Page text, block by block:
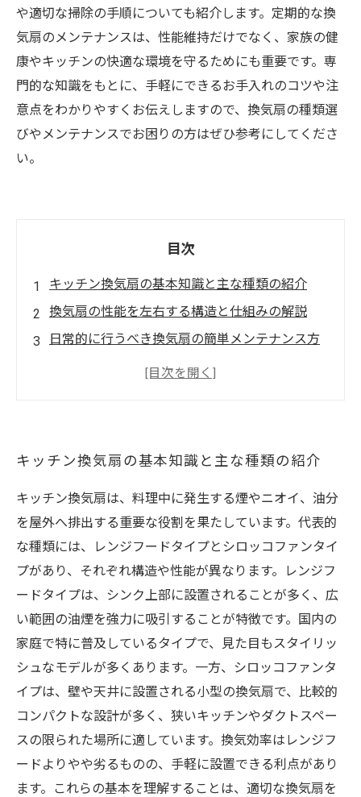
や適切な掃除の手順についても紹介します。定期的な換
気扇のメンテナンスは、性能維持だけでなく、家族の健
康やキッチンの快適な環境を守るためにも重要です。専
門的な知識をもとに、手軽にできるお手入れのコツや注
意点をわかりやすくお伝えしますので、換気扇の種類選
びやメンテナンスでお困りの方はぜひ参考にしてくださ
い。
目次
キッチン換気扇の基本知識と主な種類の紹介
換気扇の性能を左右する構造と仕組みの解説
日常的に行うべき換気扇の簡単メンテナンス方
適キッチンを実現
キッチン換気扇の基本知識と主な種類の紹介
キッチン換気扇は、料理中に発生する煙やニオイ、油分
を屋外へ排出する重要な役割を果たしています。代表的
な種類には、レンジフードタイプとシロッコファンタイ
プがあり、それぞれ構造や性能が異なります。レンジフ
ードタイプは、シンク上部に設置されることが多く、広
い範囲の油煙を強力に吸引することが特徴です。国内の
家庭で特に普及しているタイプで、見た目もスタイリッ
シュなモデルが多くあります。一方、シロッコファンタ
イプは、壁や天井に設置される小型の換気扇で、比較的
コンパクトな設計が多く、狭いキッチンやダクトスペー
スの限られた場所に適しています。換気効率はレンジフ
ードよりやや劣るものの、手軽に設置できる利点があり
ます。これらの基本を理解することは、適切な換気扇を